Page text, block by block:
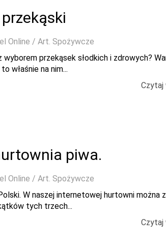
Online / Art. Spożywcze
przekąsek słodkich i zdrowych?
właśnie na nim...
Czytaj
piwa.
Online / Art. Spożywcze
W naszej internetowej hurtowni można
tych trzech...
Czytaj